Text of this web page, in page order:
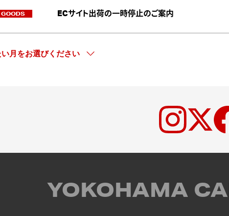
GOODS ECサイト出荷の一時停止のご案内
YOKOHAMA